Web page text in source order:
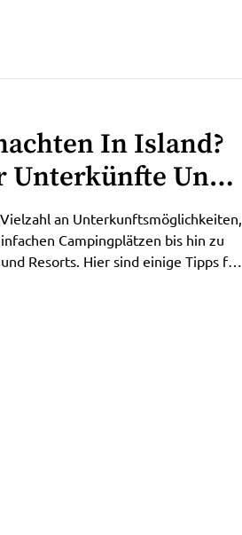
In Island?
Unterkünfte Und
an Unterkunftsmöglichkeiten,
Campingplätzen bis hin zu
Resorts. Hier sind einige Tipps für